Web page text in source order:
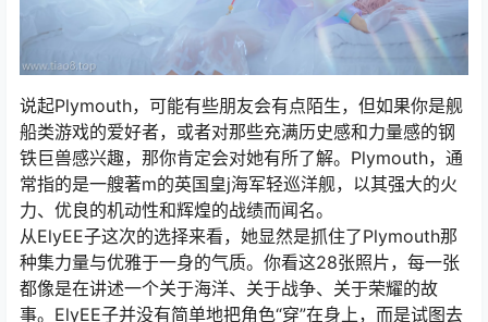
说起Plymouth，可能有些朋友会有点陌生，但如果你是舰
船类游戏的爱好者，或者对那些充满历史感和力量感的钢
铁巨兽感兴趣，那你肯定会对她有所了解。Plymouth，通
常指的是一艘著m的英国皇j海军轻巡洋舰，以其强大的火
力、优良的机动性和辉煌的战绩而闻名。
从ElyEE子这次的选择来看，她显然是抓住了Plymouth那
种集力量与优雅于一身的气质。你看这28张照片，每一张
都像是在讲述一个关于海洋、关于战争、关于荣耀的故
事。ElyEE子并没有简单地把角色“穿”在身上，而是试图去